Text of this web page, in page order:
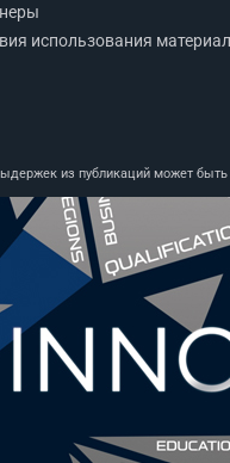
использования
из публикаций может